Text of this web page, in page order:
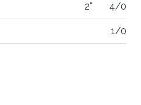
2" 4/0
1/0